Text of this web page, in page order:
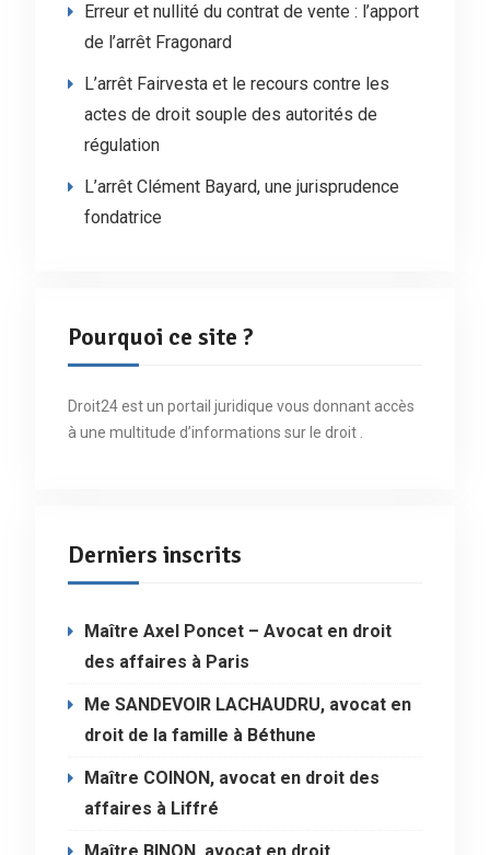
Erreur et nullité du contrat de vente : l’apport
de l’arrêt Fragonard
L’arrêt Fairvesta et le recours contre les
actes de droit souple des autorités de
régulation
L’arrêt Clément Bayard, une jurisprudence
fondatrice
Pourquoi ce site ?
Droit24 est un portail juridique vous donnant accès
à une multitude d’informations sur le droit .
Derniers inscrits
Maître Axel Poncet – Avocat en droit
des affaires à Paris
Me SANDEVOIR LACHAUDRU, avocat en
droit de la famille à Béthune
Maître COINON, avocat en droit des
affaires à Liffré